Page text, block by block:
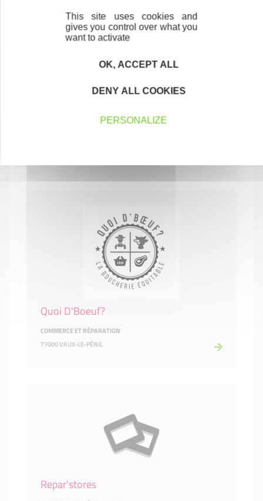
PRESTIGE AUTO WASH
Quoi D'Boeuf?
COMMERCE ET RÉPARATION
77000 VAUX-LE-PÉNIL
Repar'stores
This site uses cookies and
gives you control over what you
want to activate
OK, ACCEPT ALL
DENY ALL COOKIES
PERSONALIZE